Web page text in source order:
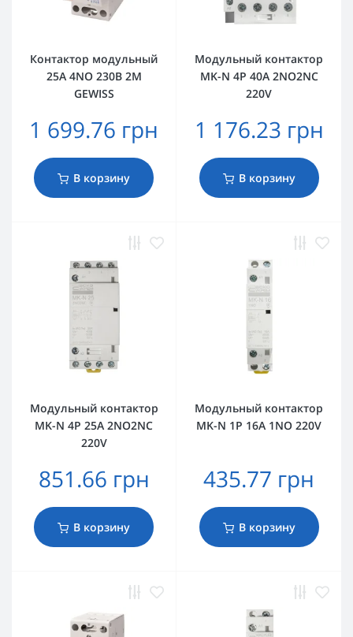
Контактор модульный
25A 4NO 230В 2M
GEWISS
1 699.76 грн
В корзину
Модульный контактор
MK-N 4P 40A 2NO2NC
220V
1 176.23 грн
В корзину
Модульный контактор
MK-N 4P 25A 2NO2NC
220V
851.66 грн
В корзину
Модульный контактор
MK-N 1P 16A 1NO 220V
435.77 грн
В корзину